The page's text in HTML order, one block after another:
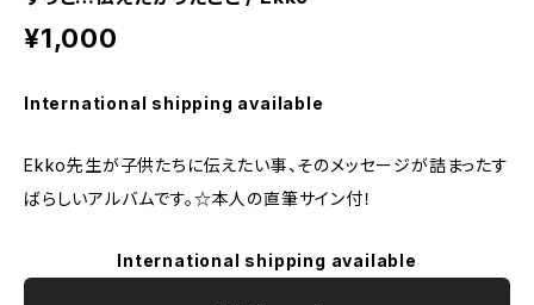
¥1,000
International shipping available
Ekko先生が子供たちに伝えたい事、そのメッセージが詰まったす
ばらしいアルバムです。☆本人の直筆サイン付！​
International shipping available